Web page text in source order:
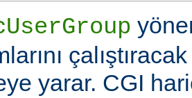
yarar. CGI